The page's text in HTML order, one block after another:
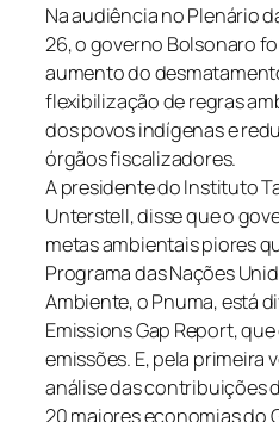
Na audiência no Plenário
26, o governo Bolsonaro
aumento do
flexibilização de regras
dos povos indígenas e
órgãos fiscalizadores.
A presidente do Instituto
Unterstell, disse que o
metas ambientais piores
Programa das Nações
Ambiente, o Pnuma, está
Emissions Gap Report,
emissões. E, pela primeira
análise das contribuições
20 maiores economias do